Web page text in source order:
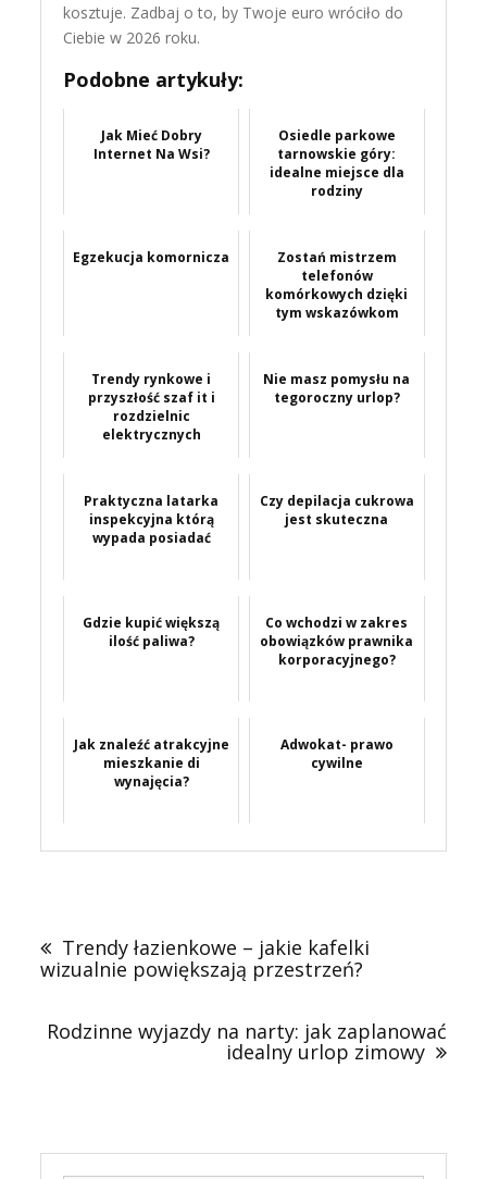
kosztuje. Zadbaj o to, by Twoje euro wróciło do
Ciebie w 2026 roku.
Podobne artykuły:
Jak Mieć Dobry
Internet Na Wsi?
Osiedle parkowe
tarnowskie góry:
idealne miejsce dla
rodziny
Egzekucja komornicza
Zostań mistrzem
telefonów
komórkowych dzięki
tym wskazówkom
Trendy rynkowe i
przyszłość szaf it i
rozdzielnic
elektrycznych
Nie masz pomysłu na
tegoroczny urlop?
Praktyczna latarka
inspekcyjna którą
wypada posiadać
Czy depilacja cukrowa
jest skuteczna
Gdzie kupić większą
ilość paliwa?
Co wchodzi w zakres
obowiązków prawnika
korporacyjnego?
Jak znaleźć atrakcyjne
mieszkanie di
wynajęcia?
Adwokat- prawo
cywilne
Trendy łazienkowe – jakie kafelki
wizualnie powiększają przestrzeń?
Rodzinne wyjazdy na narty: jak zaplanować
idealny urlop zimowy